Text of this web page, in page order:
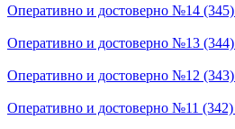
Оперативно и достоверно №14 (345)
Оперативно и достоверно №13 (344)
Оперативно и достоверно №12 (343)
Оперативно и достоверно №11 (342)